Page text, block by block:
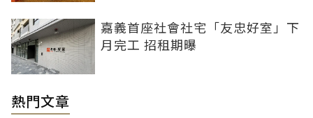
嘉義首座社會社宅「友忠好室」下
月完工 招租期曝
熱門文章